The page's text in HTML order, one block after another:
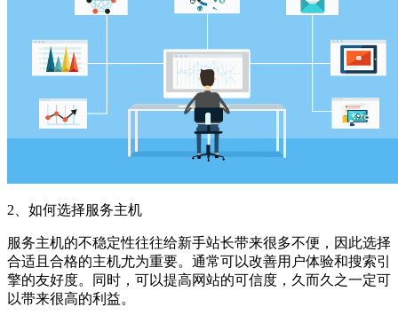
2、如何选择服务主机
服务主机的不稳定性往往给新手站长带来很多不便，因此选择
合适且合格的主机尤为重要。通常可以改善用户体验和搜索引
擎的友好度。同时，可以提高网站的可信度，久而久之一定可
以带来很高的利益。